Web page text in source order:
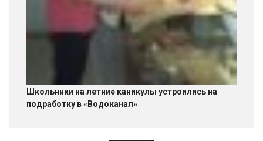
Школьники на летние каникулы устроились на
подработку в «Водоканал»